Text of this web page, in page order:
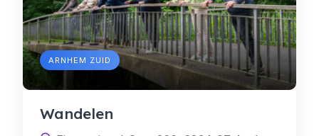
ARNHEM ZUID
Wandelen